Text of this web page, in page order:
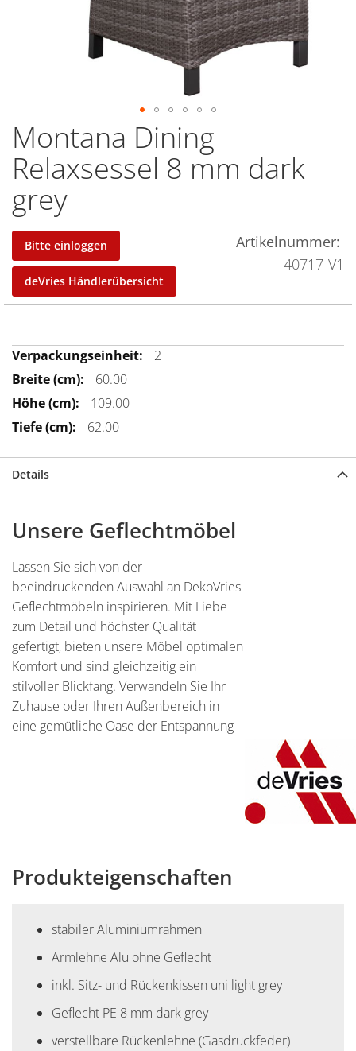
Montana Dining
Relaxsessel 8 mm dark
grey
Bitte einloggen
deVries Händlerübersicht
Artikelnummer
40717-V1
Mehr
Informationen
2
60.00
109.00
62.00
Zum
Anfang
der
Bildergalerie
springen
Details
Unsere Geflechtmöbel
Lassen Sie sich von der
beeindruckenden Auswahl an DekoVries
Geflechtmöbeln inspirieren. Mit Liebe
zum Detail und höchster Qualität
gefertigt, bieten unsere Möbel optimalen
Komfort und sind gleichzeitig ein
stilvoller Blickfang. Verwandeln Sie Ihr
Zuhause oder Ihren Außenbereich in
eine gemütliche Oase der Entspannung
Produkteigenschaften
stabiler Aluminiumrahmen
Armlehne Alu ohne Geflecht
inkl. Sitz- und Rückenkissen uni light grey
Geflecht PE 8 mm dark grey
verstellbare Rückenlehne (Gasdruckfeder)